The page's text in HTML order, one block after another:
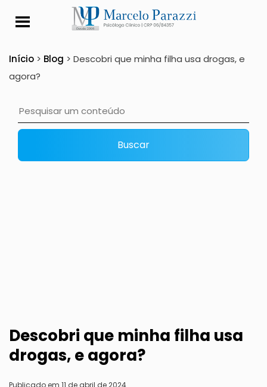
Descobri que minha
Início > Blog > Descobri que minha filha usa drogas, e
agora?
Buscar
Descobri que minha filha usa
drogas, e agora?
Publicado em 11 de abril de 2024